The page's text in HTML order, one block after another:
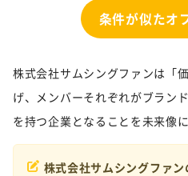
条件が似たオ
株式会社サムシングファンは「
げ、メンバーそれぞれがブラン
を持つ企業となることを未来像
株式会社サムシングファ